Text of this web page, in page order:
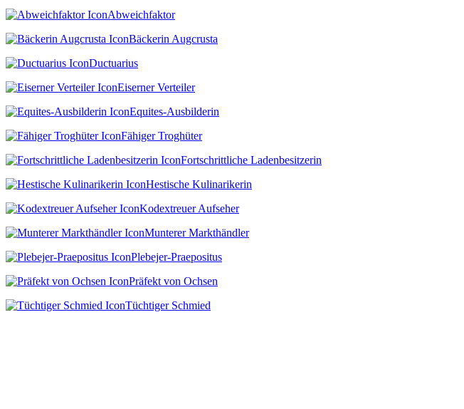
Abweichfaktor
Bäckerin Augcrusta
Ductuarius
Eiserner Verteiler
Equites-Ausbilderin
Fähiger Troghüter
Fortschrittliche Ladenbesitzerin
Hestische Kulinarikerin
Kodextreuer Aufseher
Munterer Markthändler
Plebejer-Praepositus
Präfekt von Ochsen
Tüchtiger Schmied